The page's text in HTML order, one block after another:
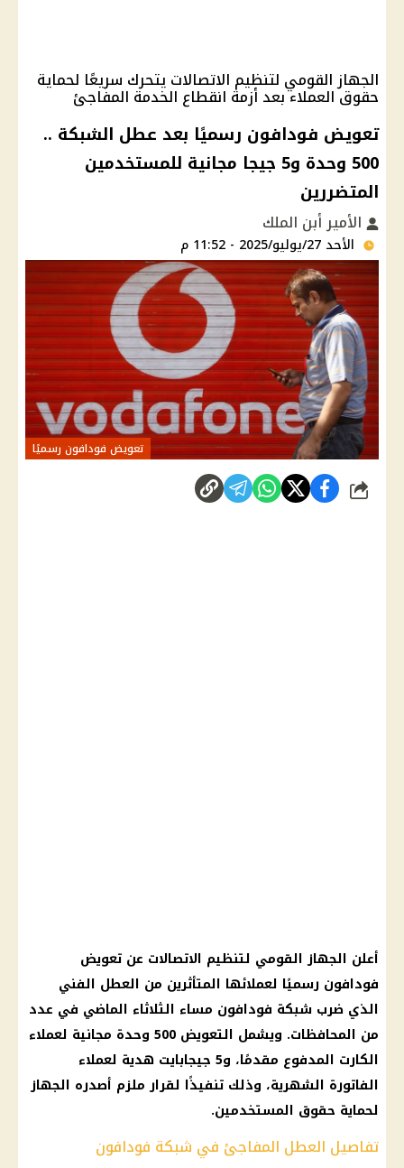
الجهاز القومي لتنظيم الاتصالات يتحرك سريعًا لحماية
حقوق العملاء بعد أزمة انقطاع الخدمة المفاجئ
تعويض فودافون رسميًا بعد عطل الشبكة ..
500 وحدة و5 جيجا مجانية للمستخدمين
المتضررين
الأمير أبن الملك
الأحد 27/يوليو/2025 - 11:52 م
تعويض فودافون رسميًا
شارك
أعلن الجهاز القومي لتنظيم الاتصالات عن تعويض
فودافون رسميًا لعملائها المتأثرين من العطل الفني
الذي ضرب شبكة فودافون مساء الثلاثاء الماضي في عدد
من المحافظات. ويشمل التعويض 500 وحدة مجانية لعملاء
الكارت المدفوع مقدمًا، و5 جيجابايت هدية لعملاء
الفاتورة الشهرية، وذلك تنفيذًا لقرار ملزم أصدره الجهاز
لحماية حقوق المستخدمين.
تفاصيل العطل المفاجئ في شبكة فودافون